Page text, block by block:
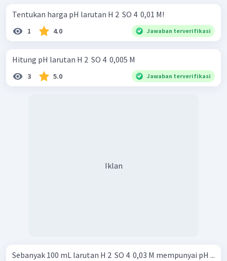
Tentukan harga pH larutan H 2 ​ SO 4 ​ 0,01 M!
1 4.0 Jawaban terverifikasi
Hitung pH larutan H 2 ​ SO 4 ​ 0,005 M
3 5.0 Jawaban terverifikasi
Iklan
Sebanyak 100 mL larutan H 2 ​ SO 4 ​ 0,03 M mempunyai pH ...